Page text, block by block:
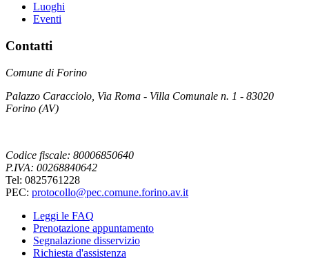
Luoghi
Eventi
Contatti
Comune di Forino
Palazzo Caracciolo, Via Roma - Villa Comunale n. 1 - 83020
Forino (AV)
Codice fiscale: 80006850640
P.IVA: 00268840642
Tel: 0825761228
PEC: protocollo@pec.comune.forino.av.it
Leggi le FAQ
Prenotazione appuntamento
Segnalazione disservizio
Richiesta d'assistenza